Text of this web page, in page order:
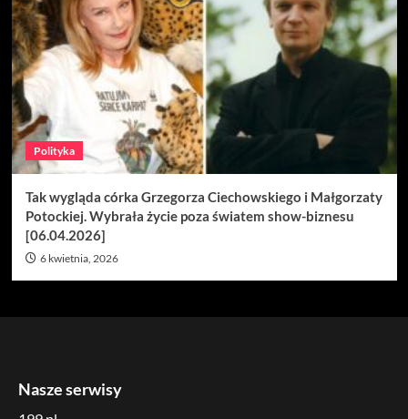
Polityka
Tak wygląda córka Grzegorza Ciechowskiego i Małgorzaty
Potockiej. Wybrała życie poza światem show-biznesu
[06.04.2026]
6 kwietnia, 2026
Nasze serwisy